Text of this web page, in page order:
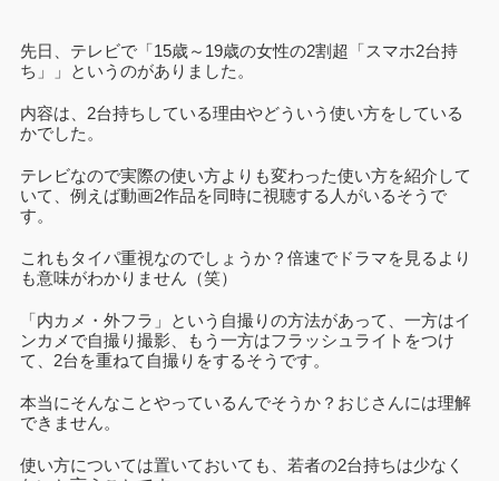
先日、テレビで「15歳～19歳の女性の2割超「スマホ2台持
ち」」というのがありました。
内容は、2台持ちしている理由やどういう使い方をしている
かでした。
テレビなので実際の使い方よりも変わった使い方を紹介して
いて、例えば動画2作品を同時に視聴する人がいるそうで
す。
これもタイパ重視なのでしょうか？倍速でドラマを見るより
も意味がわかりません（笑）
「内カメ・外フラ」という自撮りの方法があって、一方はイ
ンカメで自撮り撮影、もう一方はフラッシュライトをつけ
て、2台を重ねて自撮りをするそうです。
本当にそんなことやっているんでそうか？おじさんには理解
できません。
使い方については置いておいても、若者の2台持ちは少なく